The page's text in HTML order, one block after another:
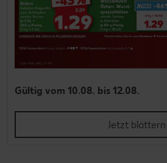
Gültig vom 10.08. bis 12.08.
Jetzt blättern